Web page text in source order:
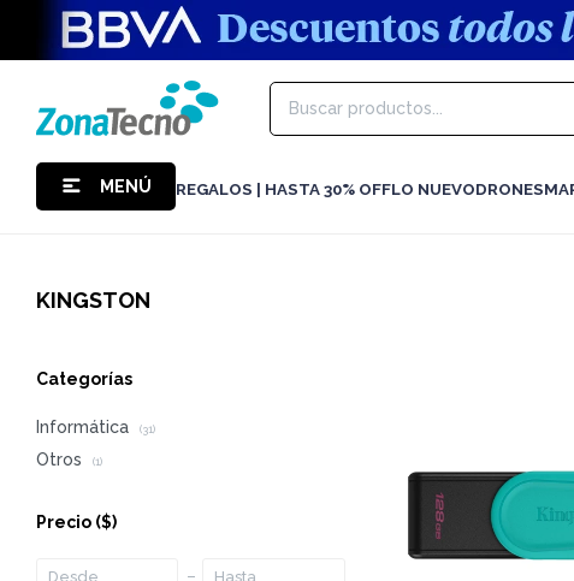
MENÚ REGALOS | HASTA 30% OFFLO NUEVODRONES
KINGSTON
Categorías
Informática (31)
Otros (1)
Precio ($)